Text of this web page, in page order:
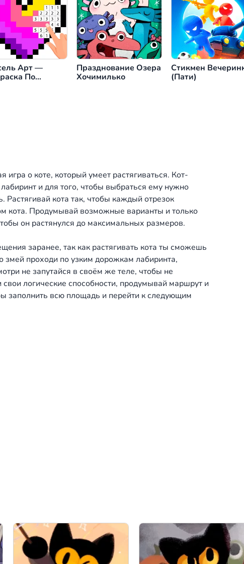
Передвижение длинного кота или или
Перейти дальше или
Арт —
По
Празднование Озера
Хочимилько
Стикмен
(Пати)
игра о коте, который умеет растягиваться. Кот-
и для того, чтобы выбраться ему нужно
Растягивай кота так, чтобы каждый отрезок
кота. Продумывай возможные варианты и только
он растянулся до максимальных размеров.
заранее, так как растягивать кота ты сможешь
змей проходи по узким дорожкам лабиринта,
не запутайся в своём же теле, чтобы не
свои логические способности, продумывай маршрут и
заполнить всю площадь и перейти к следующим